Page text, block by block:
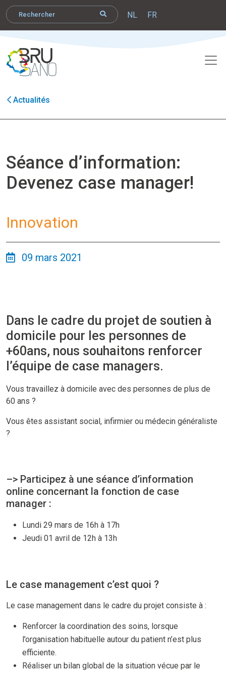
NL FR
Actualités
Séance d’information:
Devenez case manager!
Innovation
09 mars 2021
Dans le cadre du projet de soutien à
domicile pour les personnes de
+60ans, nous souhaitons renforcer
l’équipe de case managers.
Vous travaillez à domicile avec des personnes de plus de
60 ans ?
Vous êtes assistant social, infirmier ou médecin généraliste
?
–> Participez à une séance d’information
online concernant la fonction de case
manager :
Lundi 29 mars de 16h à 17h
Jeudi 01 avril de 12h à 13h
Le case management c’est quoi ?
Le case management dans le cadre du projet consiste à :
Renforcer la coordination des soins, lorsque
l’organisation habituelle autour du patient n’est plus
efficiente.
Réaliser un bilan global de la situation vécue par le